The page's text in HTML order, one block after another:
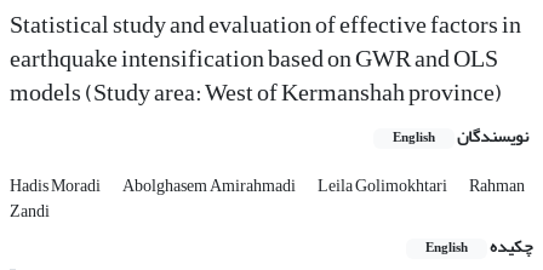
Statistical study and evaluation of effective factors in
earthquake intensification based on GWR and OLS
models (Study area: West of Kermanshah province)
نویسندگان English
Hadis Moradi Abolghasem Amirahmadi Leila Golimokhtari Rahman
Zandi
چکیده
English